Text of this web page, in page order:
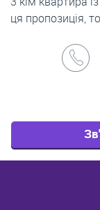
ця пропозиція,